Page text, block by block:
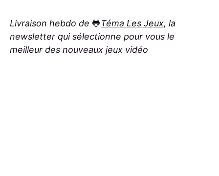
Livraison hebdo de 🐸Téma Les Jeux, la
newsletter qui sélectionne pour vous le
meilleur des nouveaux jeux vidéo